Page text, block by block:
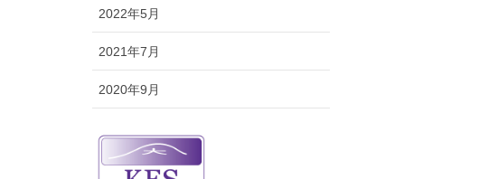
2022年5月
2021年7月
2020年9月